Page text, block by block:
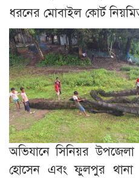
ধরনের মোবাইল কোর্ট
অভিযানে সিনিয়র
হোসেন এবং ফুলপুর থানা